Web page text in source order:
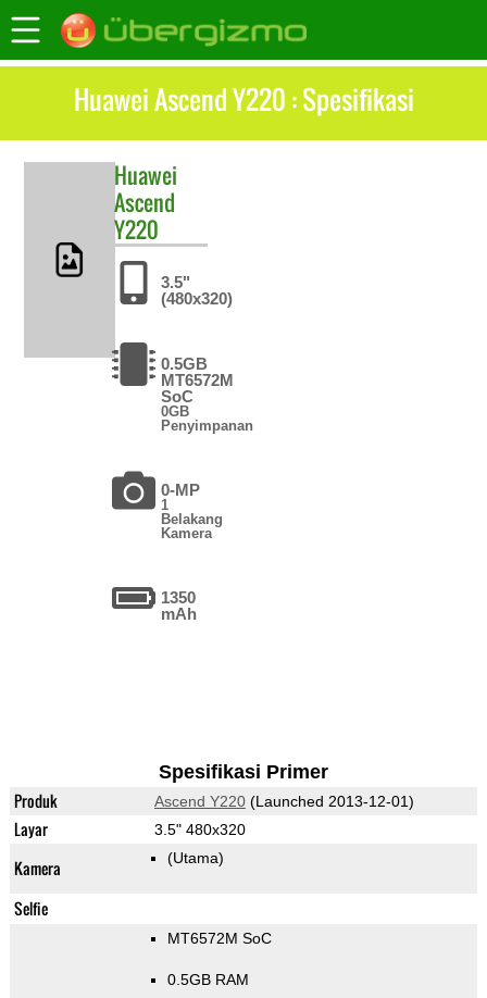
Huawei Ascend Y220 : Spesifikasi
Huawei
Ascend
Y220
3.5"
(480x320)
0.5GB
MT6572M
SoC
0GB
Penyimpanan
0-MP
1
Belakang
Kamera
1350
mAh
Spesifikasi Primer
Produk Ascend Y220(Launched 2013-12-01)
Layar 3.5" 480x320
Kamera (Utama)
Selfie
MT6572M SoC
0.5GB RAM